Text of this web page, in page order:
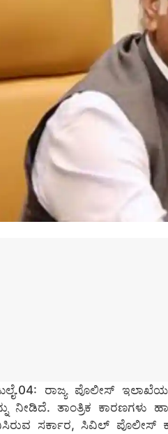
ರಾಜ್ಯ ಪೊಲೀಸ್
ನೀಡಿದೆ. ತಾಂತ್ರಿಕ
ಸರ್ಕಾರ, ಸಿವಿಲ್ ಪೊಲೀಸ್